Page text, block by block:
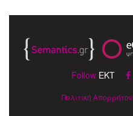
Follow EKT
Πολιτική Απορρήτου